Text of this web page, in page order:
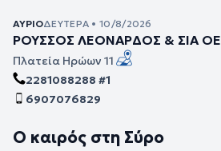
ΑΎΡΙΟΔΕΥΤΈΡΑ • 10/8/2026
ΡΟΥΣΣΟΣ ΛΕΟΝΑΡΔΟΣ & ΣΙΑ ΟΕ
Πλατεία Ηρώων 11
2281088288 #1
6907076829
Ο καιρός στη Σύρο